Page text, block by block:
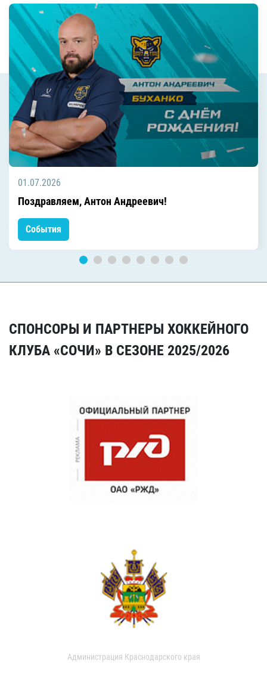
01.07.2026
Поздравляем, Антон Андреевич!
События
СПОНСОРЫ И ПАРТНЕРЫ ХОККЕЙНОГО
КЛУБА «СОЧИ» В СЕЗОНЕ 2025/2026
Администрация Краснодарского края